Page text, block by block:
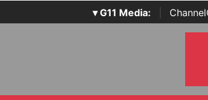
▾ G11 Media: